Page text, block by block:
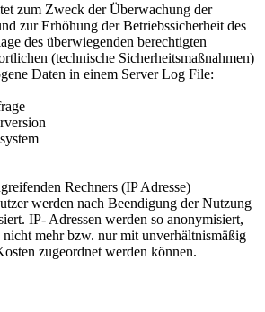
zum Zweck der Überwachung der
zur Erhöhung der Betriebssicherheit des
des überwiegenden berechtigten
(technische Sicherheitsmaßnahmen)
Daten in einem Server Log File:
Rechners (IP Adresse)
werden nach Beendigung der Nutzung
IP- Adressen werden so anonymisiert,
nicht mehr bzw. nur mit unverhältnismäßig
zugeordnet werden können.